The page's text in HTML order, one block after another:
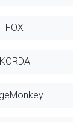
FOX
KORDA